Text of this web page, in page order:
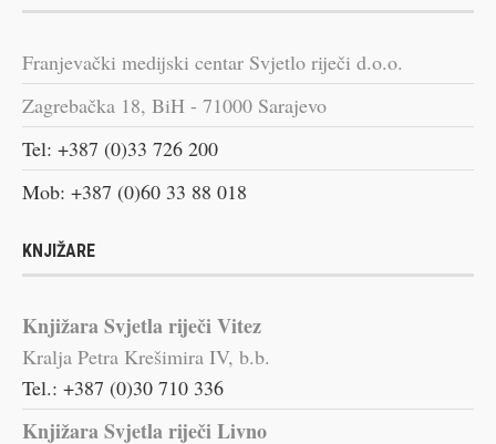
Franjevački medijski centar Svjetlo riječi d.o.o.
Zagrebačka 18, BiH - 71000 Sarajevo
Tel: +387 (0)33 726 200
Mob: +387 (0)60 33 88 018
KNJIŽARE
Knjižara Svjetla riječi Vitez
Kralja Petra Krešimira IV, b.b.
Tel.: +387 (0)30 710 336
Knjižara Svjetla riječi Livno